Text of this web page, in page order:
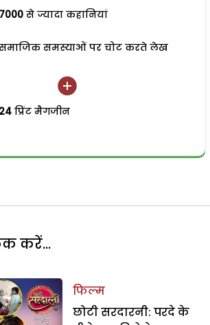
7000 से ज्यादा कहानियां
समस्याओं पर चोट करते लेख
24 प्रिंट मैगजीन
करें...
फिल्म
छोटी सरदारनी: परदे के